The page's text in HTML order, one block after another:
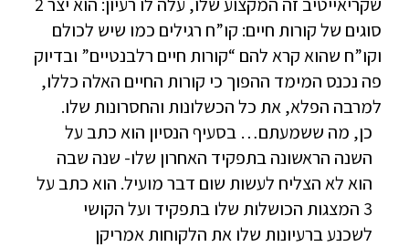
סוגים של קורות חיים: קו”ח רגילים כמו שיש לכולם
וקו”ח שהוא קרא להם “קורות חיים רלבנטיים” ובדיוק
פה נכנס המימד ההפוך כי קורות החיים האלה כללו,
למרבה הפלא, את כל הכשלונות והחסרונות שלו.
כן, מה ששמעתם… בסעיף הנסיון הוא כתב על
השנה הראשונה בתפקיד האחרון שלו- שנה שבה
הוא לא הצליח לעשות שום דבר מועיל. הוא כתב על
3 המצגות הכושלות שלו בתפקיד ועל הקושי
לשכנע ברעיונות שלו את הלקוחות אמריקן